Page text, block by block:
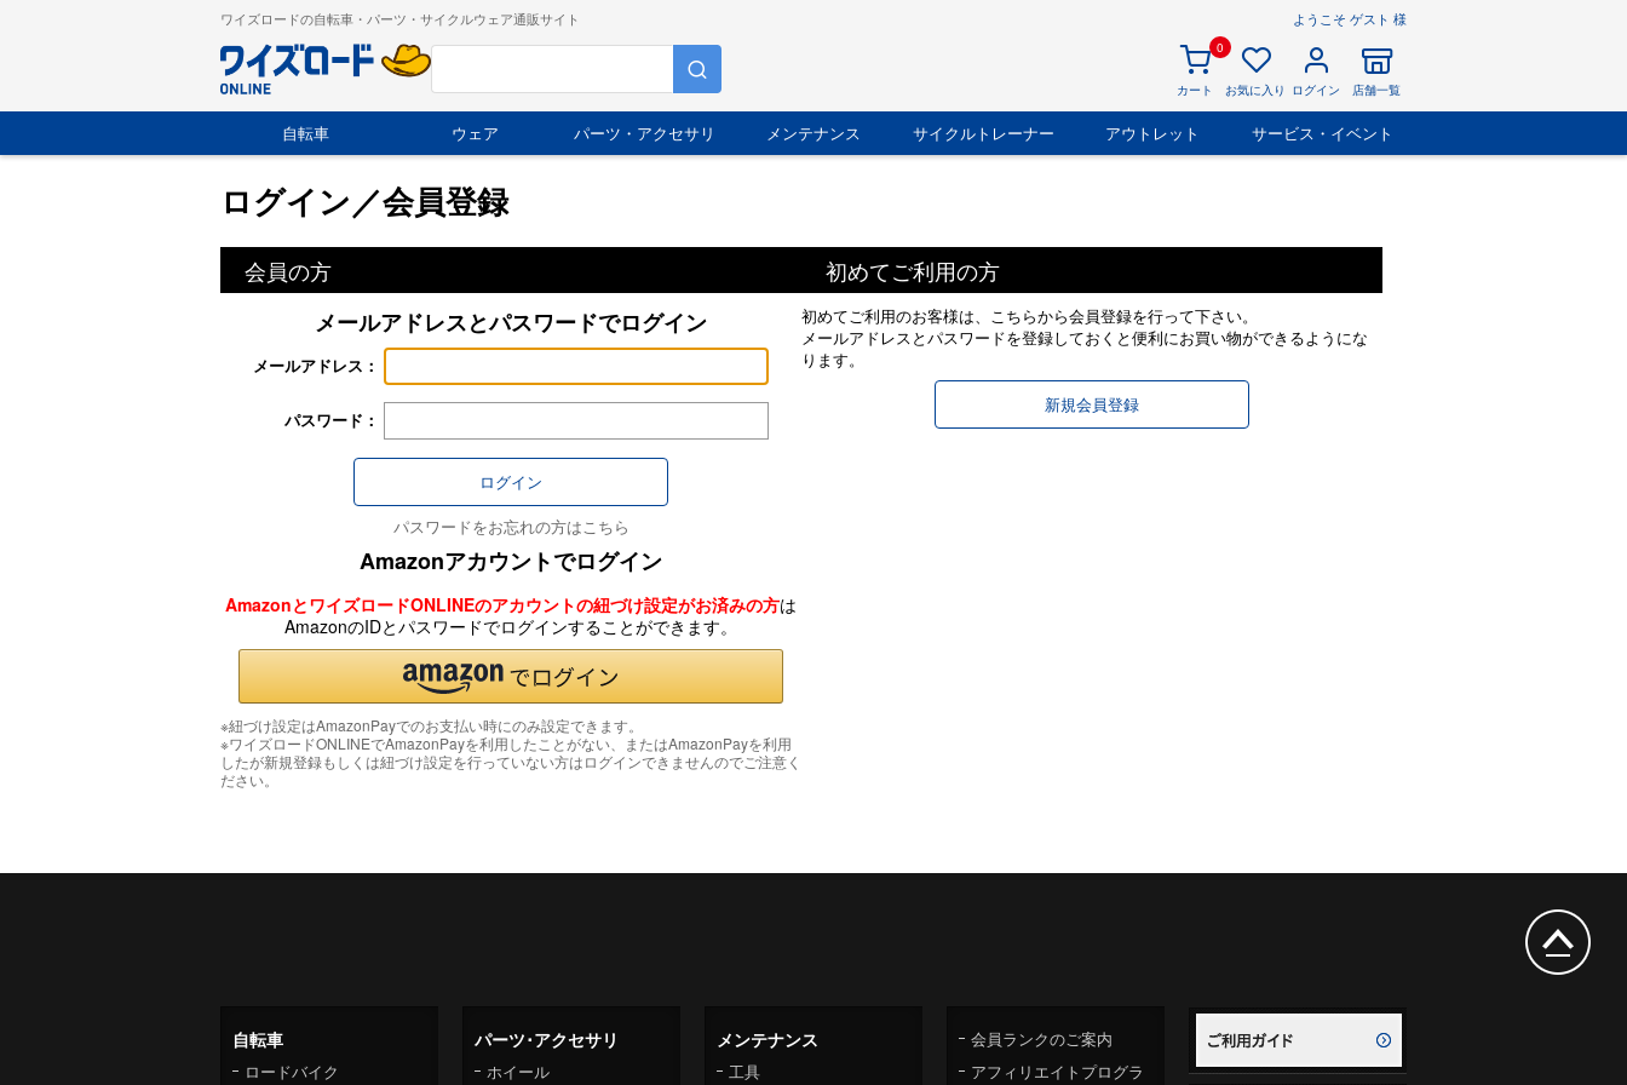
ワイズロードの自転車・パーツ・サイクルウェア通販サイト ようこそ ゲスト 様
0
カート お気に入り ログイン 店舗一覧
自転車 ウェア パーツ・アクセサリ メンテナンス サイクルトレーナー アウトレット サービス・イベント
ログイン／会員登録
会員の方
メールアドレスとパスワードでログイン
メールアドレス：
パスワード：
パスワードをお忘れの方はこちら
Amazonアカウントでログイン
AmazonとワイズロードONLINEのアカウントの紐づけ設定がお済みの方は
AmazonのIDとパスワードでログインすることができます。
※紐づけ設定はAmazonPayでのお支払い時にのみ設定できます。
※ワイズロードONLINEでAmazonPayを利用したことがない、またはAmazonPayを利用
したが新規登録もしくは紐づけ設定を行っていない方はログインできませんのでご注意く
ださい。
初めてご利用の方
初めてご利用のお客様は、こちらから会員登録を行って下さい。
メールアドレスとパスワードを登録しておくと便利にお買い物ができるようにな
ります。
自転車
ロードバイク
パーツ･アクセサリ
ホイール
メンテナンス
工具
会員ランクのご案内
アフィリエイトプログラ